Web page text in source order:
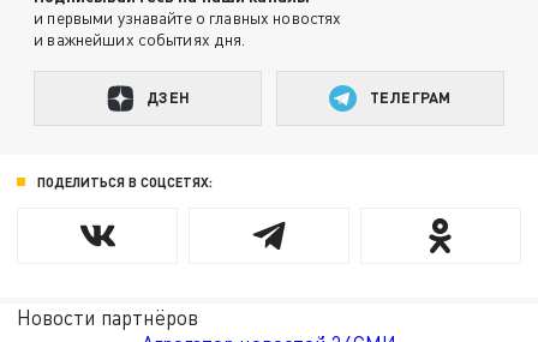
и первыми узнавайте о главных новостях
и важнейших событиях дня.
ДЗЕН ТЕЛЕГРАМ
ПОДЕЛИТЬСЯ В СОЦСЕТЯХ:
Новости партнёров